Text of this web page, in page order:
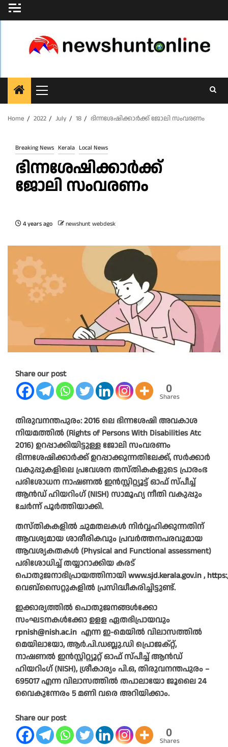
Skip
to
Primary
Menu
Home
2022 July 18 ഭിന്നശേഷിക്കാര്‍ക്ക് ജോലി സംവരണം
Breaking News Kerala Local News
ഭിന്നശേഷിക്കാര്‍ക്ക്
ജോലി സംവരണം
4 years ago newshunt webdesk
Share our post
0
Shares
തിരുവനന്തപുരം: 2016 ലെ ഭിന്നശേഷി അവകാശ
നിയമത്തില്‍ (Rights of Persons With Disabilities Atc
2016) ഉറപ്പാക്കിയിട്ടുള്ള ജോലി സംവരണം
ഭിന്നശേഷിക്കാര്‍ക്ക് ഉറപ്പാക്കുന്നതിലേക്ക്, സര്‍ക്കാര്‍
വകുപ്പുകളിലെ പ്രവേശന തസ്തികകളുടെ പ്രാരംഭ
പരിശോധന നാഷണല്‍ ഇന്‍സ്റ്റിറ്റ്യൂട്ട് ഓഫ് സ്പീച്ച്
ആന്‍ഡ് ഹിയറിംഗ് (NISH) സാമൂഹ്യ നീതി വകുപ്പും
ചേര്‍ന്ന് പൂര്‍ത്തിയാക്കി.
തസ്തികകളില്‍ ചുമതലകള്‍ നിര്‍വ്വഹിക്കുന്നതിന്
ആവശ്യമായ ശാരീരികവും പ്രവര്‍ത്തനപരവുമായ
ആവശ്യകതകള്‍ (Physical and Functional assessment)
പരിശോധിച്ച് തയ്യാറാക്കിയ കരട്
പൊതുജനാഭിപ്രായത്തിനായിwww.sjd.kerala.gov.in,
വെബ്‌സൈറ്റുകളില്‍ പ്രസിദ്ധീകരിച്ചിട്ടുണ്ട്.
ഇക്കാര്യത്തില്‍ പൊതുജനങ്ങള്‍ക്കോ
സംഘടനകള്‍ക്കോ ഉളള ഏതഭിപ്രായവും
rpnish@nish.ac.in എന്ന ഇ-മെയില്‍ വിലാസത്തില്‍
മെയിലായോ, ആർ.പി.ഡബ്ലു.ഡി പ്രൊജക്റ്റ്,
നാഷണൽ ഇൻസ്റ്റിറ്റ്യൂറ്റ് ഓഫ് സ്പീച്ച് ആൻഡ്
ഹിയറിംഗ് (NISH), ശ്രീകാര്യം പി.ഒ, തിരുവനന്തപുരം –
695017 എന്ന വിലാസത്തില്‍ തപാലായോ ജൂലൈ 24
വൈകുന്നേരം 5 മണി വരെ അറിയിക്കാം.
Share our post
0
Shares